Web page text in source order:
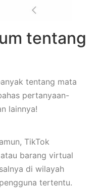
tentang
tentang mata
pertanyaan-
lainnya!
TikTok
barang virtual
di wilayah
tertentu.